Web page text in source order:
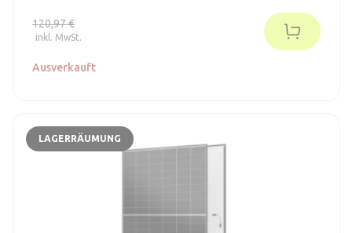
besondere Eigenschaft dieser Module ist die integrierte
Optimierung bei teilweiser Verschattung.
120,97 €
inkl. MwSt.
Ausverkauft
LAGERRÄUMUNG